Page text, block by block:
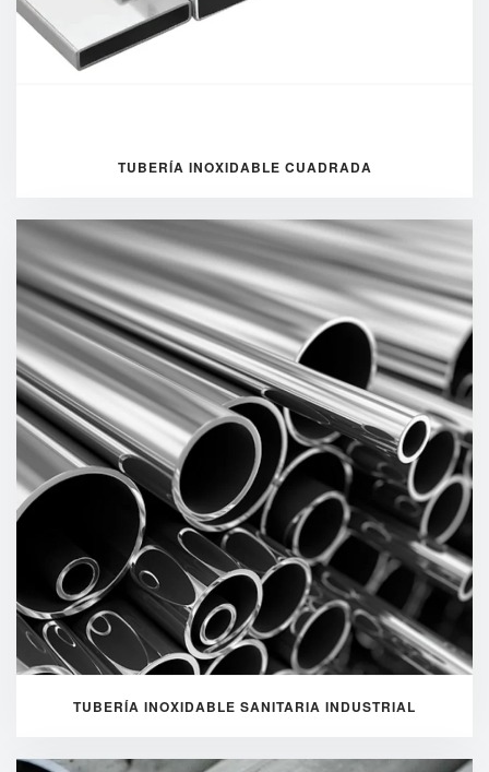
TUBERÍA INOXIDABLE CUADRADA
TUBERÍA INOXIDABLE SANITARIA INDUSTRIAL